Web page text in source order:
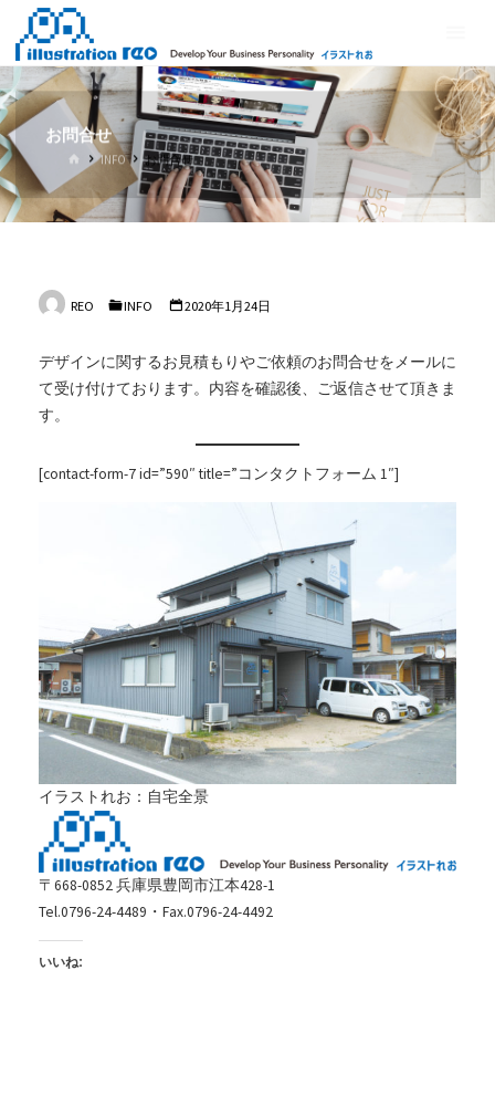
テ
ン
ツ
へ
ス
キ
ッ
ス
ト
れ
お
お問合せ
ホ
ー
INFO お問合せ
REO INFO 2020年1月24日
デザインに関するお見積もりやご依頼のお問合せをメールに
て受け付けております。内容を確認後、ご返信させて頂きま
す。
[contact-form-7 id=”590″ title=”コンタクトフォーム 1″]
イラストれお：自宅全景
〒668-0852 兵庫県豊岡市江本428-1
Tel.0796-24-4489・Fax.0796-24-4492
いいね: